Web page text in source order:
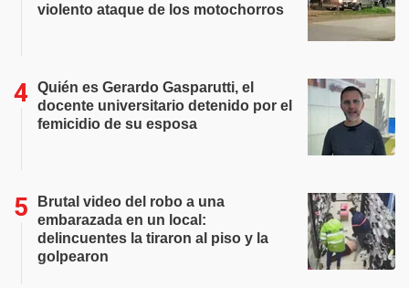
violento ataque de los motochorros
Quién es Gerardo Gasparutti, el
docente universitario detenido por el
femicidio de su esposa
Brutal video del robo a una
embarazada en un local:
delincuentes la tiraron al piso y la
golpearon